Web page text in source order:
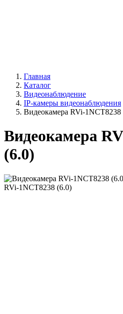
Главная
Каталог
Видеонаблюдение
IP-камеры видеонаблюдения
Видеокамера RVi-1NCT8238
Видеокамера
(6.0)
RVi-1NCT8238 (6.0)